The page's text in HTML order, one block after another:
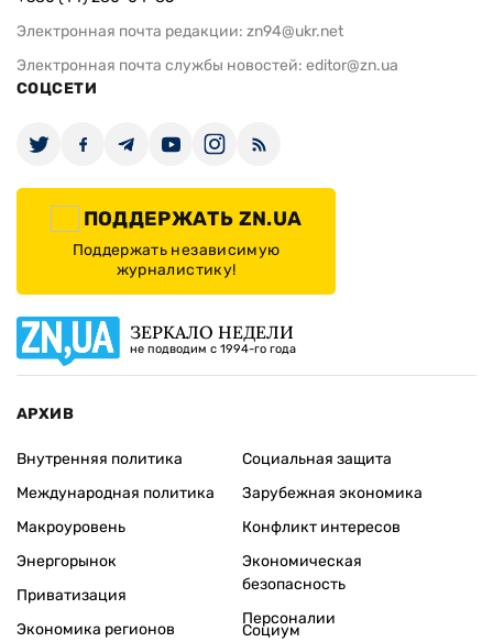
Электронная почта редакции: zn94@ukr.net
Электронная почта службы новостей: editor@zn.ua
СОЦСЕТИ
ПОДДЕРЖАТЬ ZN.UA
Поддержать независимую
журналистику!
ЗЕРКАЛО НЕДЕЛИ
не подводим с 1994-го года
АРХИВ
Внутренняя политика
Международная политика
Макроуровень
Энергорынок
Приватизация
Экономика регионов
Социальная защита
Зарубежная экономика
Конфликт интересов
Экономическая
безопасность
Персоналии
Социум